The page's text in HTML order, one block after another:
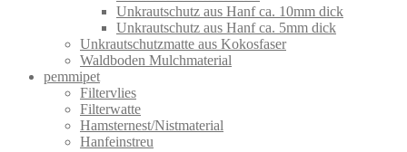
Unkrautschutz aus Hanf ca. 10mm dick
Unkrautschutz aus Hanf ca. 5mm dick
Unkrautschutzmatte aus Kokosfaser
Waldboden Mulchmaterial
pemmipet
Filtervlies
Filterwatte
Hamsternest/Nistmaterial
Hanfeinstreu